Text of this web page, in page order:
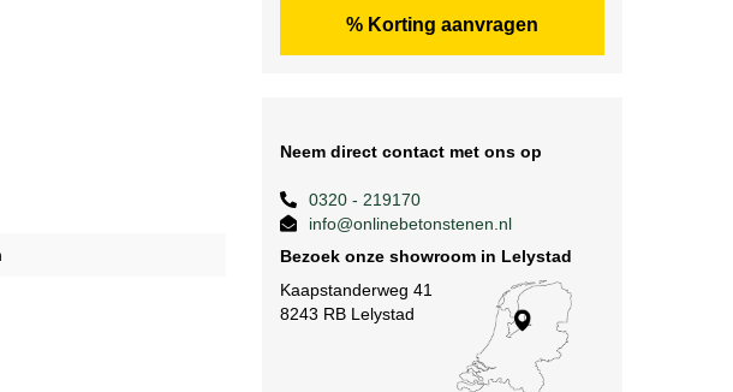
% Korting aanvragen
Neem direct contact met ons op
0320 - 219170
info@onlinebetonstenen.nl
Bezoek onze showroom in Lelystad
Kaapstanderweg 41
8243 RB Lelystad